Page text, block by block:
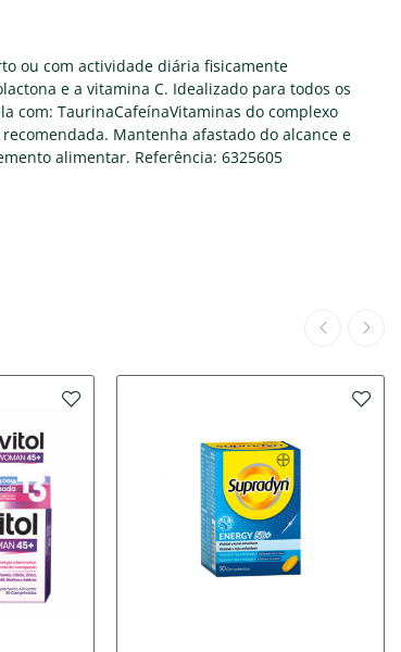
ou com actividade diária fisicamente
e a vitamina C. Idealizado para todos os
com: TaurinaCafeínaVitaminas do complexo
Mantenha afastado do alcance e
alimentar. Referência: 6325605